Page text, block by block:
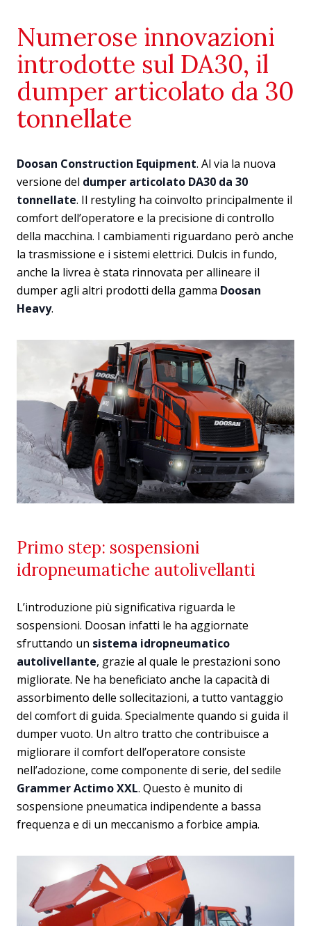
Numerose innovazioni
introdotte sul DA30, il
dumper articolato da 30
tonnellate
Doosan Construction Equipment. Al via la nuova
versione del dumper articolato DA30 da 30
tonnellate. Il restyling ha coinvolto principalmente il
comfort dell’operatore e la precisione di controllo
della macchina. I cambiamenti riguardano però anche
la trasmissione e i sistemi elettrici. Dulcis in fundo,
anche la livrea è stata rinnovata per allineare il
dumper agli altri prodotti della gamma Doosan
Heavy.
Primo step: sospensioni
idropneumatiche autolivellanti
L’introduzione più significativa riguarda le
sospensioni. Doosan infatti le ha aggiornate
sfruttando un sistema idropneumatico
autolivellante, grazie al quale le prestazioni sono
migliorate. Ne ha beneficiato anche la capacità di
assorbimento delle sollecitazioni, a tutto vantaggio
del comfort di guida. Specialmente quando si guida il
dumper vuoto. Un altro tratto che contribuisce a
migliorare il comfort dell’operatore consiste
nell’adozione, come componente di serie, del sedile
Grammer Actimo XXL. Questo è munito di
sospensione pneumatica indipendente a bassa
frequenza e di un meccanismo a forbice ampia.